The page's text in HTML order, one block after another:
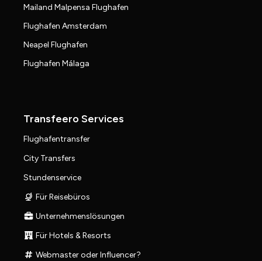
Mailand Malpensa Flughafen
Flughafen Amsterdam
Neapel Flughafen
Flughafen Málaga
Transfeero Services
Flughafentransfer
City Transfers
Stundenservice
Für Reisebüros
Unternehmenslösungen
Für Hotels & Resorts
Webmaster oder Influencer?